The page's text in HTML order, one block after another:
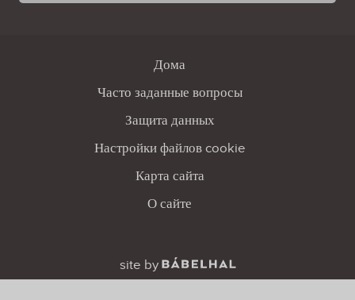
Дома
Часто заданные вопросы
Защита данных
Настройки файлов cookie
Карта сайта
О сайте
site by